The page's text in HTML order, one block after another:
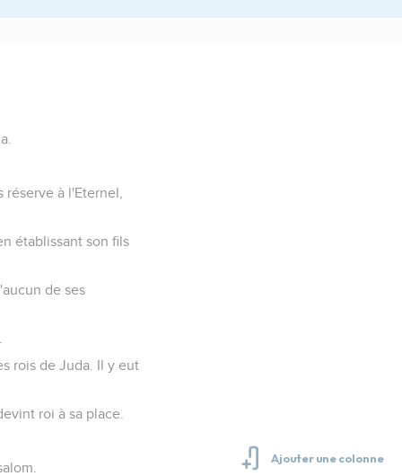
à l'Eternel,
établissant son fils
de ses
rois de Juda. Il y eut
roi à sa place.